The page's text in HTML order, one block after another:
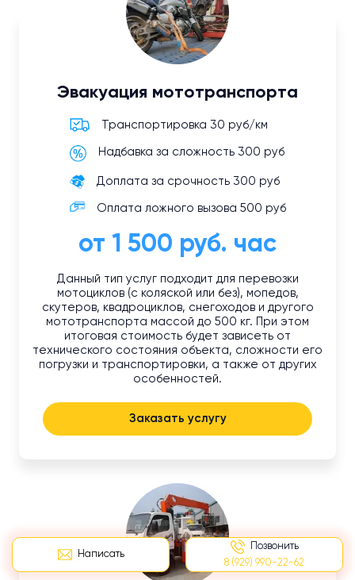
Написать
Позвонить
8 (929) 990-22-62
Эвакуация мототранспорта
Транспортировка 30 руб/км
Надбавка за сложность 300 руб
Доплата за срочность 300 руб
Оплата ложного вызова 500 руб
от 1 500 руб. час
Данный тип услуг подходит для перевозки
мотоциклов (с коляской или без), мопедов,
скутеров, квадроциклов, снегоходов и другого
мототранспорта массой до 500 кг. При этом
итоговая стоимость будет зависеть от
технического состояния объекта, сложности его
погрузки и транспортировки, а также от других
особенностей.
Заказать услугу